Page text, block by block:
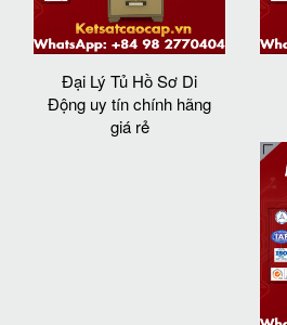
Đại Lý Tủ Hồ Sơ Di
Động uy tín chính hãng
giá rẻ